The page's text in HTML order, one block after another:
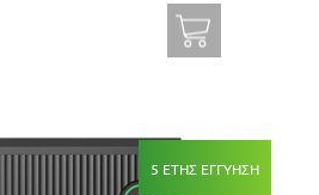
5 ΕΤΗΣ ΕΓΓΥΗΣΗ